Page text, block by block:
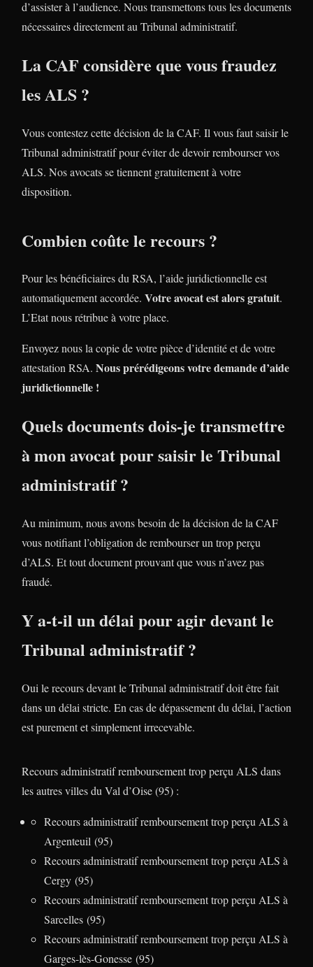
d’assister à l’audience. Nous transmettons tous les documents
nécessaires directement au Tribunal administratif.
La CAF considère que vous fraudez
les ALS ?
Vous contestez cette décision de la CAF. Il vous faut saisir le
Tribunal administratif pour éviter de devoir rembourser vos
ALS. Nos avocats se tiennent gratuitement à votre
disposition.
Combien coûte le recours ?
Pour les bénéficiaires du RSA, l’aide juridictionnelle est
automatiquement accordée. Votre avocat est alors gratuit.
L’Etat nous rétribue à votre place.
Envoyez nous la copie de votre pièce d’identité et de votre
attestation RSA. Nous prérédigeons votre demande d’aide
juridictionnelle !
Quels documents dois-je transmettre
à mon avocat pour saisir le Tribunal
administratif ?
Au minimum, nous avons besoin de la décision de la CAF
vous notifiant l’obligation de rembourser un trop perçu
d’ALS. Et tout document prouvant que vous n’avez pas
fraudé.
Y a-t-il un délai pour agir devant le
Tribunal administratif ?
Oui le recours devant le Tribunal administratif doit être fait
dans un délai stricte. En cas de dépassement du délai, l’action
est purement et simplement irrecevable.
Recours administratif remboursement trop perçu ALS dans
les autres villes du Val d’Oise (95) :
Recours administratif remboursement trop perçu ALS à
Argenteuil (95)
Recours administratif remboursement trop perçu ALS à
Cergy (95)
Recours administratif remboursement trop perçu ALS à
Sarcelles (95)
Recours administratif remboursement trop perçu ALS à
Garges-lès-Gonesse (95)